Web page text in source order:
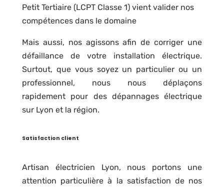
Petit Tertiaire (LCPT Classe 1) vient valider nos
compétences dans le domaine
Mais aussi, nos agissons afin de corriger une
défaillance de votre installation électrique.
Surtout, que vous soyez un particulier ou un
professionnel, nous nous déplaçons
rapidement pour des dépannages électrique
sur Lyon et la région.
Satisfaction client
Artisan électricien Lyon, nous portons une
attention particulière à la satisfaction de nos